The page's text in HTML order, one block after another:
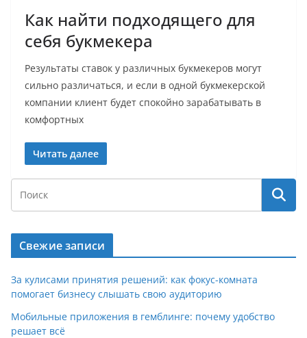
Как найти подходящего для
себя букмекера
Результаты ставок у различных букмекеров могут
сильно различаться, и если в одной букмекерской
компании клиент будет спокойно зарабатывать в
комфортных
Читать далее
Свежие записи
За кулисами принятия решений: как фокус-комната
помогает бизнесу слышать свою аудиторию
Мобильные приложения в гемблинге: почему удобство
решает всё